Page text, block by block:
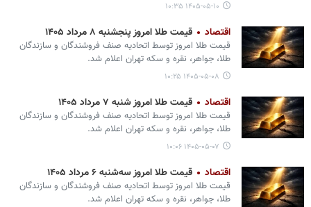
۱۴۰۵-۰۵-۱۰ ۱۰:۳۵
اقتصاد قیمت طلا امروز پنجشنبه ۸ مرداد ۱۴۰۵
قیمت طلا امروز توسط اتحادیه صنف فروشندگان و سازندگان
طلا، جواهر، نقره و سکه تهران اعلام شد.
۱۴۰۵-۰۵-۰۸ ۱۰:۲۵
اقتصاد قیمت طلا امروز شنبه ۷ مرداد ۱۴۰۵
قیمت طلا امروز توسط اتحادیه صنف فروشندگان و سازندگان
طلا، جواهر، نقره و سکه تهران اعلام شد.
۱۴۰۵-۰۵-۰۷ ۱۰:۰۶
اقتصاد قیمت طلا امروز سه‌شنبه ۶ مرداد ۱۴۰۵
قیمت طلا امروز توسط اتحادیه صنف فروشندگان و سازندگان
طلا، جواهر، نقره و سکه تهران اعلام شد.